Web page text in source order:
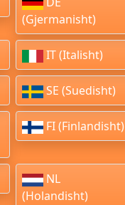
(Gjermanisht)
IT (Italisht)
SE (Suedisht)
FI (Finlandisht)
NL
(Holandisht)